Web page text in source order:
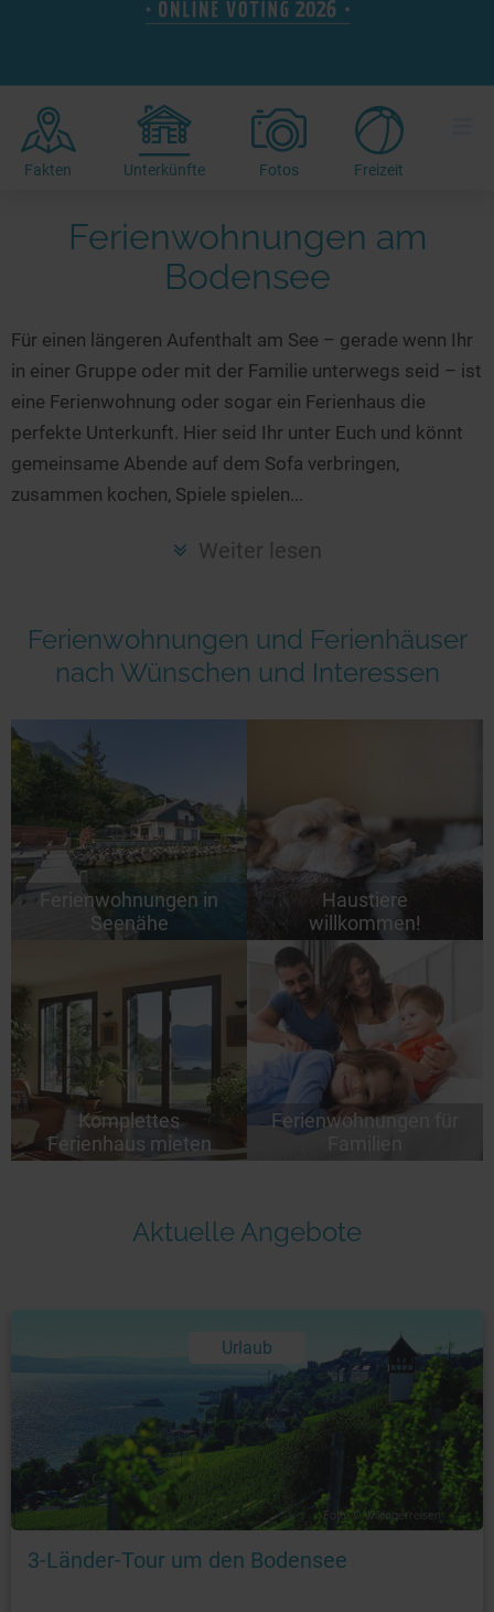
Radtouren am See
Kitesurfen
Kanu- & Kajaktouren
Badeseen in Deutschland
Wellness am See
Urlaub an der Küste
Unterkünfte
Hotels am See
Ferienwohnungen
Camping
Wanderurlaub
Bikeurlaub
Auszeit & Wellness
Camping am See
Top-Hotels
Familienhotels
Biohotels
Ausgefallenes
Häuser auf dem Wasser
Hundefreundliche Unterkünfte
Glamping
Seen in Deutschland
Seen in Europa
Überwachte Badestellen
Deutschlands schönste Seen
Top Seen nach Bundesländern
Top Seen nach Regionen
Deutschlands Lieblingsseen
Seen in Europa
Niederlande
Norwegen
alle Länder…
Fakten Unterkünfte Fotos Freizeit
Ferienwohnungen am
Bodensee
Für einen längeren Aufenthalt am See – gerade wenn Ihr
in einer Gruppe oder mit der Familie unterwegs seid – ist
eine Ferienwohnung oder sogar ein Ferienhaus die
perfekte Unterkunft. Hier seid Ihr unter Euch und könnt
gemeinsame Abende auf dem Sofa verbringen,
zusammen kochen, Spiele spielen...
Weiter lesen
Ferienwohnungen und Ferienhäuser
nach Wünschen und Interessen
Ferienwohnungen in
Seenähe
Haustiere
willkommen!
Komplettes
Ferienhaus mieten
Ferienwohnungen für
Familien
Aktuelle Angebote
Urlaub
Foto: © Wikingerreisen
3-Länder-Tour um den Bodensee